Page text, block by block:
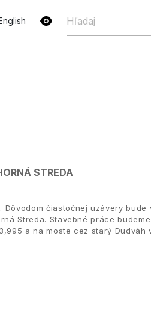
STREDA
čiastočnej uzávery bude
Streda. Stavebné práce
a na moste cez starý Dudváh v